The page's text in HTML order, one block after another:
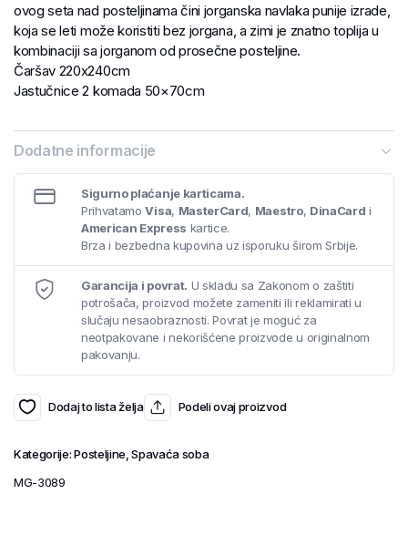
ovog seta nad posteljinama čini jorganska navlaka punije izrade,
koja se leti može koristiti bez jorgana, a zimi je znatno toplija u
kombinaciji sa jorganom od prosečne posteljine.
Čaršav 220x240cm
Jastučnice 2 komada 50×70cm
Dodatne informacije
Sigurno plaćanje karticama.
PrihvatamoVisa, MasterCard, Maestro, DinaCard i
American Express kartice.
Brza i bezbedna kupovina uz isporuku širom Srbije.
Garancija i povrat. U skladu sa Zakonom o zaštiti
potrošača, proizvod možete zameniti ili reklamirati u
slučaju nesaobraznosti. Povrat je moguć za
neotpakovane i nekorišćene proizvode u originalnom
pakovanju.
Dodaj to lista želja Podeli ovaj proizvod
Kategorije:Posteljine ,Spavaća soba
MG-3089